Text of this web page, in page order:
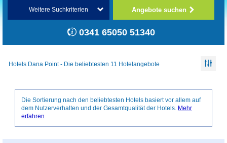
Weitere Suchkriterien Angebote suchen
0341 65050 51340
Hotels Dana Point - Die beliebtesten 11 Hotelangebote
Die Sortierung nach den beliebtesten Hotels basiert vor allem auf
dem Nutzerverhalten und der Gesamtqualität der Hotels. Mehr
erfahren